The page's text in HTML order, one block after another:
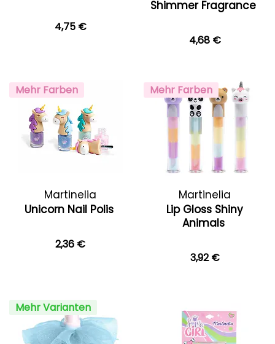
4,75 €
Shimmer Fragrance
4,68 €
Mehr Farben
Martinelia
Unicorn Nail Polis
2,36 €
Mehr Farben
Martinelia
Lip Gloss Shiny
Animals
3,92 €
Mehr Varianten